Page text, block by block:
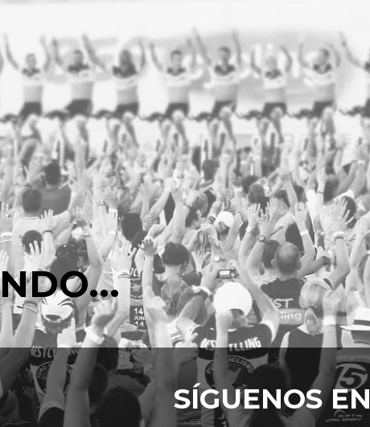
SÍGUENOS EN